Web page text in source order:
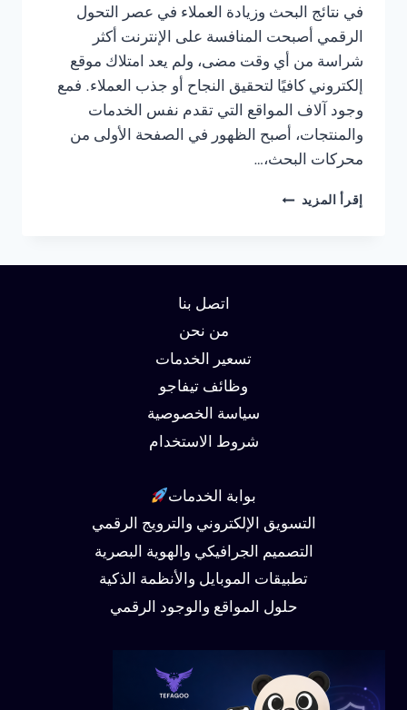
في نتائج البحث وزيادة العملاء في عصر التحول
الرقمي أصبحت المنافسة على الإنترنت أكثر
شراسة من أي وقت مضى، ولم يعد امتلاك موقع
إلكتروني كافيًا لتحقيق النجاح أو جذب العملاء. فمع
وجود آلاف المواقع التي تقدم نفس الخدمات
والمنتجات، أصبح الظهور في الصفحة الأولى من
محركات البحث،…
إقرأ المزيد شركة
اتصل بنا
من نحن
تسعير الخدمات
وظائف تيفاجو
سياسة الخصوصية
شروط الاستخدام
بوابة الخدمات
التسويق الإلكتروني والترويج الرقمي
التصميم الجرافيكي والهوية البصرية
تطبيقات الموبايل والأنظمة الذكية
حلول المواقع والوجود الرقمي